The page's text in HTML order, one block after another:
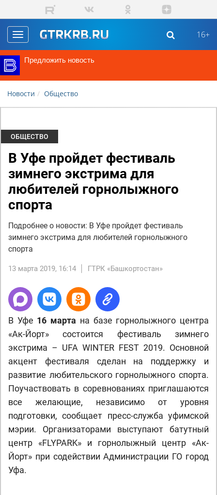
Перейти к основному содержанию
Toggle
navigation
16+
Предложить новость
Новости Общество
ОБЩЕСТВО
В Уфе пройдет фестиваль
зимнего экстрима для
любителей горнолыжного
спорта
Подробнее о новости: В Уфе пройдет фестиваль
зимнего экстрима для любителей горнолыжного
спорта
13 марта 2019, 16:14 ГТРК «Башкортостан»
В Уфе 16 марта на базе горнолыжного центра
«Ак-Йорт» состоится фестиваль зимнего
экстрима – UFA WINTER FEST 2019. Основной
акцент фестиваля сделан на поддержку и
развитие любительского горнолыжного спорта.
Поучаствовать в соревнованиях приглашаются
все желающие, независимо от уровня
подготовки, сообщает пресс-служба уфимской
мэрии. Организаторами выступают батутный
центр «FLYPARK» и горнолыжный центр «Ак-
Йорт» при содействии Администрации ГО город
Уфа.